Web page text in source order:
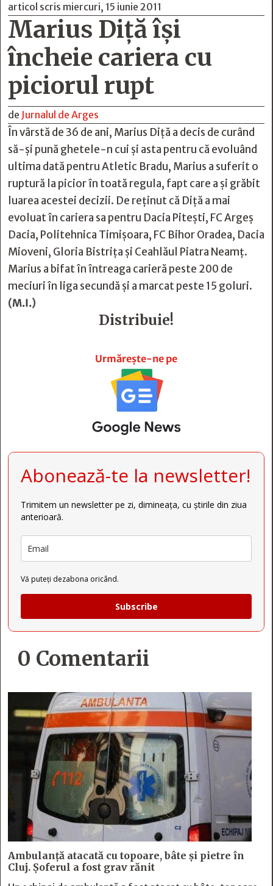
articol scris miercuri, 15 iunie 2011
Marius Diţă îşi
încheie cariera cu
piciorul rupt
de Jurnalul de Arges
În vârstă de 36 de ani, Marius Diţă a decis de curând
să-şi pună ghetele-n cui şi asta pentru că evoluând
ultima dată pentru Atletic Bradu, Marius a suferit o
ruptură la picior în toată regula, fapt care a şi grăbit
luarea acestei decizii. De reţinut că Diţă a mai
evoluat în cariera sa pentru Dacia Piteşti, FC Argeş
Dacia, Politehnica Timişoara, FC Bihor Oradea, Dacia
Mioveni, Gloria Bistriţa şi Ceahlăul Piatra Neamţ.
Marius a bifat în întreaga carieră peste 200 de
meciuri în liga secundă şi a marcat peste 15 goluri.
(M.I.)
Distribuie!
Urmărește-ne pe
Abonează-te la newsletter!
Trimitem un newsletter pe zi, dimineața, cu știrile din ziua
anterioară.
Vă puteți dezabona oricând.
Subscribe
0 Comentarii
Ambulanță atacată cu topoare, bâte și pietre în
Cluj. Șoferul a fost grav rănit